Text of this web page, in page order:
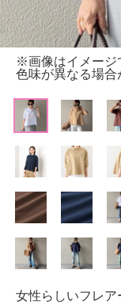
※画像はイメージ
色味が異なる場合
女性らしいフレ